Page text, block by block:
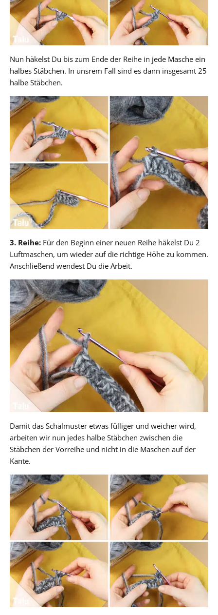
Nun häkelst Du bis zum Ende der Reihe in jede Masche ein
halbes Stäbchen. In unsrem Fall sind es dann insgesamt 25
halbe Stäbchen.
3. Reihe: Für den Beginn einer neuen Reihe häkelst Du 2
Luftmaschen, um wieder auf die richtige Höhe zu kommen.
Anschließend wendest Du die Arbeit.
Damit das Schalmuster etwas fülliger und weicher wird,
arbeiten wir nun jedes halbe Stäbchen zwischen die
Stäbchen der Vorreihe und nicht in die Maschen auf der
Kante.